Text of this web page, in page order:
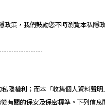
策，我們鼓勵您不時瀏覽本私隱
隱權利；而本「收集個人資料聲
有關的保安及保密標準。下列信息